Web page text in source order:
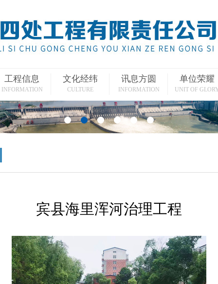
工程信息
INFORMATION
文化经纬
CULTURE
讯息方圆
INFORMATION
单位荣耀
UNIT OF
宾县海里浑河治理工程